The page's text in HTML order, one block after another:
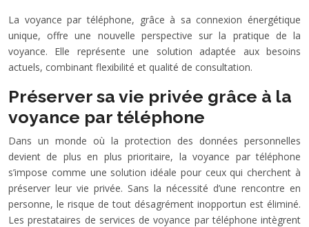
La voyance par téléphone, grâce à sa connexion énergétique
unique, offre une nouvelle perspective sur la pratique de la
voyance. Elle représente une solution adaptée aux besoins
actuels, combinant flexibilité et qualité de consultation.
Préserver sa vie privée grâce à la
voyance par téléphone
Dans un monde où la protection des données personnelles
devient de plus en plus prioritaire, la voyance par téléphone
s’impose comme une solution idéale pour ceux qui cherchent à
préserver leur vie privée. Sans la nécessité d’une rencontre en
personne, le risque de tout désagrément inopportun est éliminé.
Les prestataires de services de voyance par téléphone intègrent